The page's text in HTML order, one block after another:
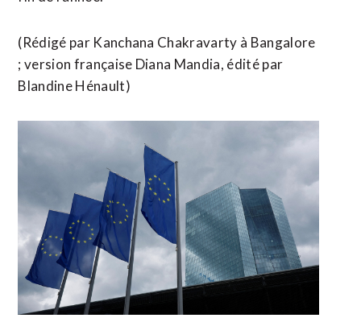
(Rédigé par Kanchana Chakravarty à Bangalore
; version française Diana Mandia, édité par
Blandine Hénault)